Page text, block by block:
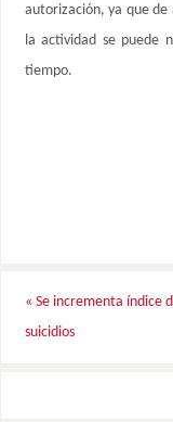
autorización, ya que de
la actividad se puede
tiempo.
« Se incrementa índice
suicidios